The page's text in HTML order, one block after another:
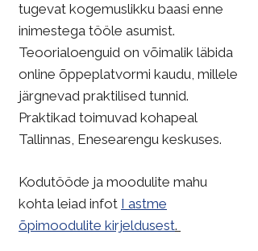
tugevat kogemuslikku baasi enne
inimestega tööle asumist.
Teoorialoenguid on võimalik läbida
online õppeplatvormi kaudu, millele
järgnevad praktilised tunnid.
Praktikad toimuvad kohapeal
Tallinnas, Enesearengu keskuses.
Kodutööde ja moodulite mahu
kohta leiad infot I astme
õpimoodulite kirjeldusest.